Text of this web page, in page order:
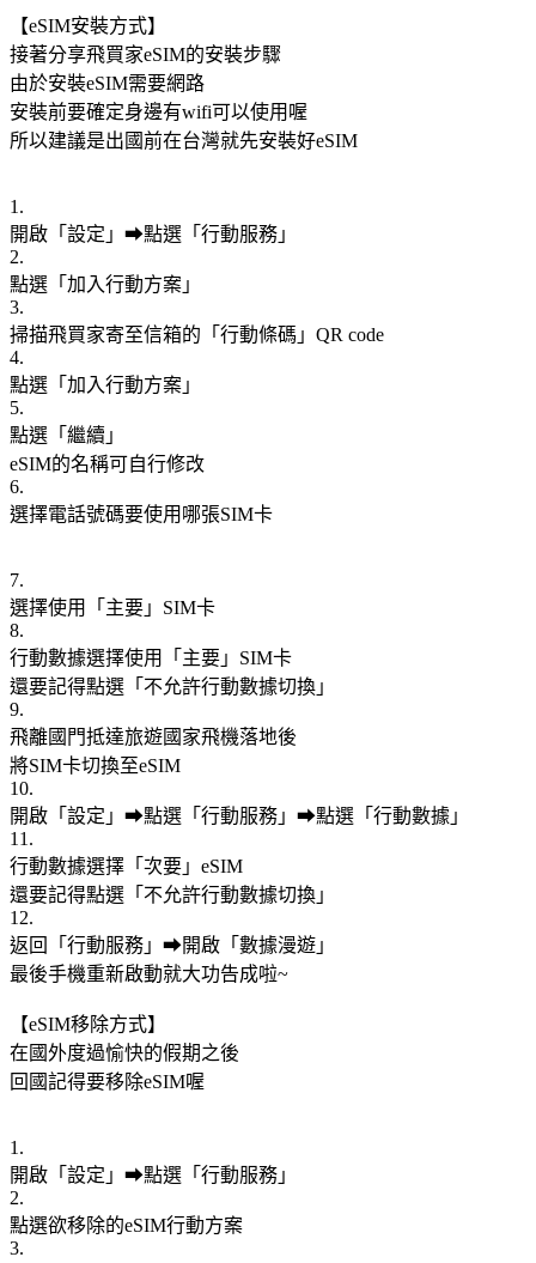
【eSIM安裝方式】
接著分享飛買家eSIM的安裝步驟
由於安裝eSIM需要網路
安裝前要確定身邊有wifi可以使用喔
所以建議是出國前在台灣就先安裝好eSIM
1.
開啟「設定」➡點選「行動服務」
2.
點選「加入行動方案」
3.
掃描飛買家寄至信箱的「行動條碼」QR code
4.
點選「加入行動方案」
5.
點選「繼續」
eSIM的名稱可自行修改
6.
選擇電話號碼要使用哪張SIM卡
7.
選擇使用「主要」SIM卡
8.
行動數據選擇使用「主要」SIM卡
還要記得點選「不允許行動數據切換」
9.
飛離國門抵達旅遊國家飛機落地後
將SIM卡切換至eSIM
10.
開啟「設定」➡點選「行動服務」➡點選「行動數據」
11.
行動數據選擇「次要」eSIM
還要記得點選「不允許行動數據切換」
12.
返回「行動服務」➡開啟「數據漫遊」
最後手機重新啟動就大功告成啦~
【eSIM移除方式】
在國外度過愉快的假期之後
回國記得要移除eSIM喔
1.
開啟「設定」➡點選「行動服務」
2.
點選欲移除的eSIM行動方案
3.